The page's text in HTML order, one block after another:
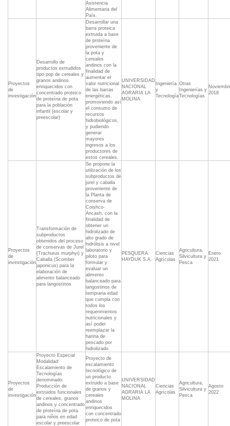
Asistencia
Alimentaria del
País.
Proyectos
de
investigación
Desarrollo de
productos extrudidos
tipo pop de cereales y
granos andinos
enriquecidos con
concentrado proteico
de proteína de pota
para la población
infantil (escolar y
preescolar)
Desarrollar una
barra proteica
extruida a base
de proteína
proveniente de
la pota y
cereales
andinos con la
finalidad de
aumentar el
valor nutricional
de las barras
energéticas,
promoviendo así
el consumo de
recursos
hidrobiológicos,
y pudiendo
generar
mayores
ingresos a los
productores de
estos cereales.
UNIVERSIDAD
NACIONAL
AGRARIA LA
MOLINA
Ingeniería
y
Tecnología
Otras
Ingenierías y
Tecnologías
2018
Proyectos
de
investigación
Transformación de
subproductos
obtenidos del proceso
de conservas de Jurel
(Trachurus murphyi) y
Caballa (Scomber
japonicus) para la
elaboración de
alimento balanceado
para langostinos
Se propone la
utilización de los
subproductos de
jurel y caballa
proveniente de
la Planta de
conserva de
Coishco-
Ancash, con la
finalidad de
obtener un
hidrolizado de
alto grado de
hidrólisis a nivel
laboratorio y
piloto para
formular y
evaluar un
alimento
balanceado para
langostinos de
temprana edad
que cumpla con
todos los
requerimientos
nutricionales y
así poder
reemplazar la
harina de
pescado por
hidrolizado.
PESQUERA
HAYDUK S.A.
Ciencias
Agrícolas
Agricultura,
Silvicultura y
Pesca
Enero
2021
Proyectos
de
investigación
Proyecto Especial 
Modalidad:
Escalamiento de
Tecnologías
denominado:
Producción de
extruidos funcionales
de cereales, granos
andinos y concentrado
de proteína de pota
para niños en edad
escolar y preescolar
Proyecto de
escalamiento
tecnológico de
un producto
extruido a base
de granos y
cereales
andinos
enriquecidos
con concentrado
proteico de pota
UNIVERSIDAD
NACIONAL
AGRARIA LA
MOLINA
Ciencias
Agrícolas
Agricultura,
Silvicultura y
Pesca
Agosto
2022